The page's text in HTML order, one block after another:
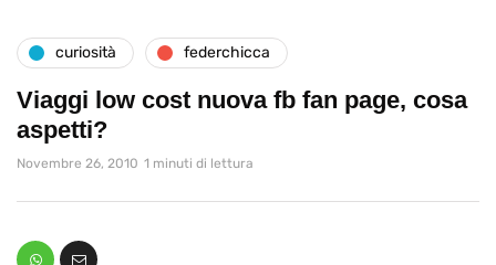
curiosità federchicca
Viaggi low cost nuova fb fan page, cosa
aspetti?
Novembre 26, 2010 1 minuti di lettura